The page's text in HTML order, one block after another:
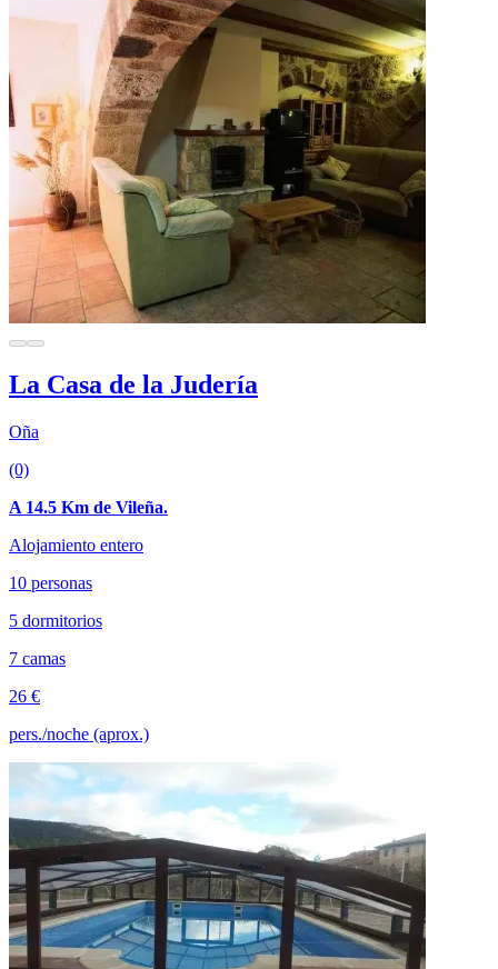
La Casa de la Judería
Oña
(0)
A 14.5 Km de Vileña.
Alojamiento entero
10 personas
5 dormitorios
7 camas
26 €
pers./noche (aprox.)